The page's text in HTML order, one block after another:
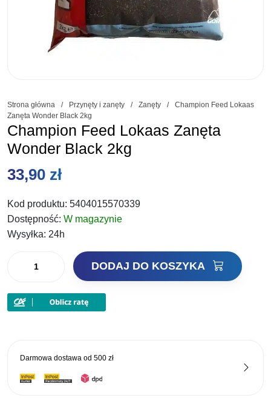
Strona główna / Przynęty i zanęty / Zanęty /
Champion Feed Lokaas
Zanęta Wonder Black 2kg
Champion Feed Lokaas Zanęta
Wonder Black 2kg
33,90 zł
Kod produktu: 5404015570339
Dostępność: W magazynie
Wysyłka: 24h
Champion
Lokaas
2kg
DODAJ DO KOSZYKA
Darmowa dostawa od 500 zł